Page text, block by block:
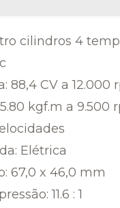
cilindros 4
88,4 CV a 12.000
kgf.m a 9.500
Elétrica
67,0 x 46,0 mm
11.6 : 1